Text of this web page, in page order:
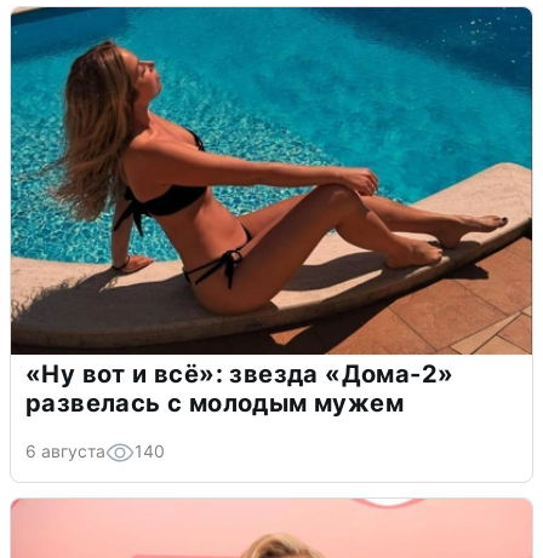
«Ну вот и всё»: звезда «Дома-2»
развелась с молодым мужем
6 августа 140